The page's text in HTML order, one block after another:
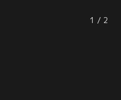
実家、按察使邸。殺されたのは昭和
の大女優・伊集幸絵（霧島れいか）
1